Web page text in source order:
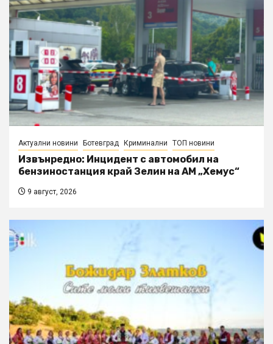
Актуални новини Ботевград Криминални ТОП новини
Извънредно: Инцидент с автомобил на
бензиностанция край Зелин на АМ „Хемус“
9 август, 2026